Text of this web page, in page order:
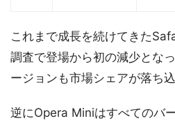
これまで成長を続けてきた
調査で登場から初の減少とな
ージョンも市場シェアが落ち込
逆にOpera Miniはすべてのバ